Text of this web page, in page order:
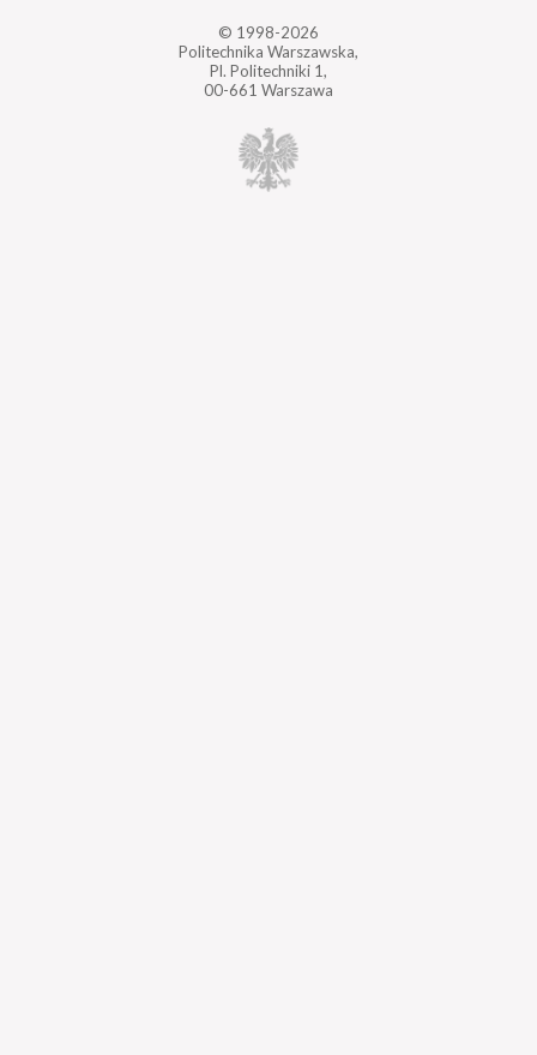
© 1998-2026
Politechnika Warszawska,
Pl. Politechniki 1,
00-661 Warszawa